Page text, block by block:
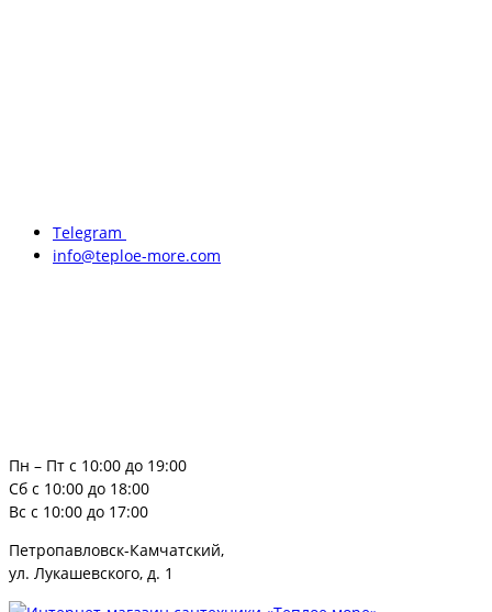
Telegram
info@teploe-more.com
Пн – Пт с 10:00 до 19:00
Сб с 10:00 до 18:00
Вс с 10:00 до 17:00
Петропавловск-Камчатский,
ул. Лукашевского, д. 1